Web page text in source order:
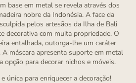
base em metal se revela através dos
nobre da Indonésia. A face da
pelos artesãos da Ilha de Bali
decorativa com muita propriedade. O
entalhada, outorga-lhe um caráter
A máscara apresenta suporte em metal
opção para decorar nichos e móveis.
única para enriquecer a decoração!